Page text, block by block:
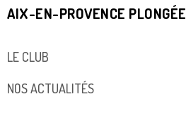
AIX-EN-PROVENCE PLONGÉE
LE CLUB
NOS ACTUALITÉS